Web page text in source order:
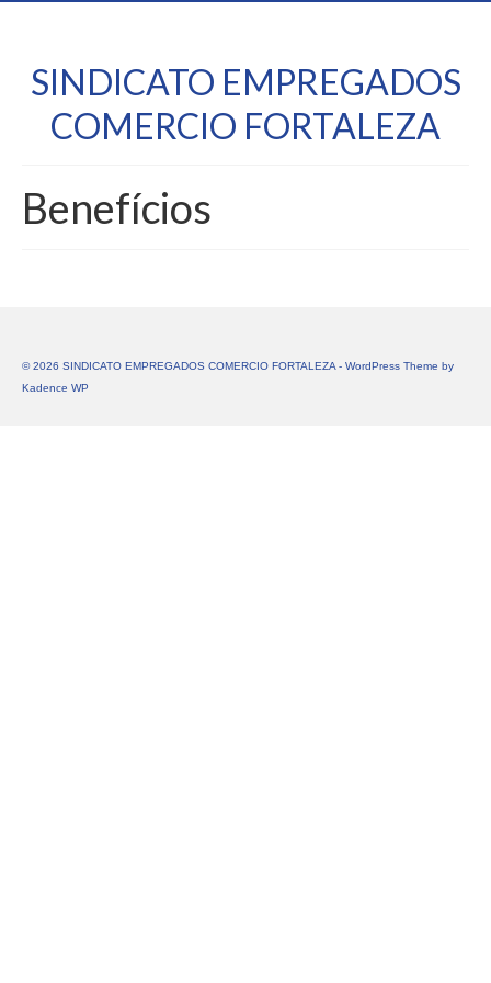
SINDICATO EMPREGADOS
COMERCIO FORTALEZA
Benefícios
© 2026 SINDICATO EMPREGADOS COMERCIO FORTALEZA - WordPress Theme by
Kadence WP